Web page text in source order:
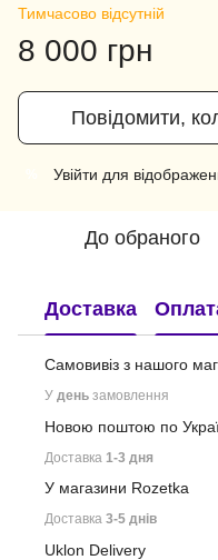
Тимчасово відсутній
8 000 грн
Повідомити,
Увійти для
До обраного
Доставка
Самовивіз з нашого
У день замовлення
Новою поштою по
Доставка 1-3 дня
У магазини Rozetka
Доставка 3-5 днів
Uklon Delivery